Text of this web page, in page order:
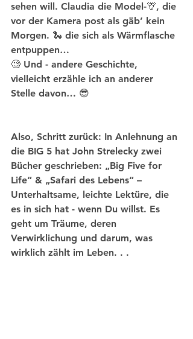
sehen will. Claudia die Model-🦒, die
vor der Kamera post als gäb’ kein
Morgen. 🐍 die sich als Wärmflasche
entpuppen…
🧐 Und - andere Geschichte,
vielleicht erzähle ich an anderer
Stelle davon… 😎
Also, Schritt zurück: In Anlehnung an
die BIG 5 hat John Strelecky zwei
Bücher geschrieben: „Big Five for
Life“ & „Safari des Lebens“ –
Unterhaltsame, leichte Lektüre, die
es in sich hat - wenn Du willst. Es
geht um Träume, deren
Verwirklichung und darum, was
wirklich zählt im Leben. . .